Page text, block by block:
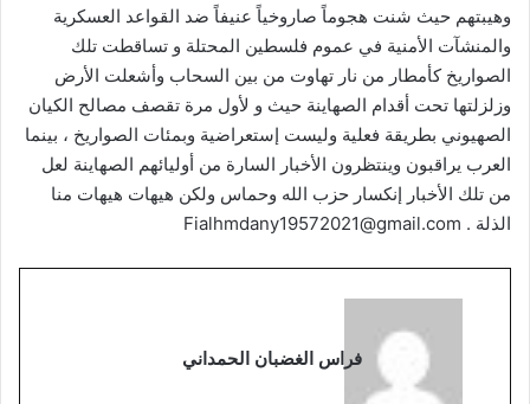
وهيبتهم حيث شنت هجوماً صاروخياً عنيفاً ضد القواعد العسكرية
والمنشآت الأمنية في عموم فلسطين المحتلة و تساقطت تلك
الصواريخ كأمطار من نار تهاوت من بين السحاب وأشعلت الأرض
وزلزلتها تحت أقدام الصهاينة حيث و لأول مرة تقصف مصالح الكيان
الصهيوني بطريقة فعلية وليست إستعراضية وبمئات الصواريخ ، بينما
العرب يراقبون وينتظرون الأخبار السارة من أوليائهم الصهاينة لعل
من تلك الأخبار إنكسار حزب الله وحماس ولكن هيهات هيهات منا
الذلة . Fialhmdany19572021@gmail.com
فراس الغضبان الحمداني